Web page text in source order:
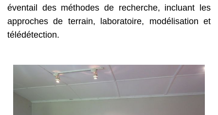
éventail des méthodes de recherche, incluant les
approches de terrain, laboratoire, modélisation et
télédétection.